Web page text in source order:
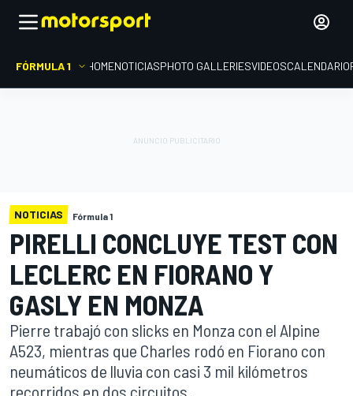
FÓRMULA 1 HOMENOTICIASPHOTO GALLERIESVIDEOSCALENDARIO
NOTICIAS Fórmula 1
PIRELLI CONCLUYE TEST CON
LECLERC EN FIORANO Y
GASLY EN MONZA
Pierre trabajó con slicks en Monza con el Alpine
A523, mientras que Charles rodó en Fiorano con
neumáticos de lluvia con casi 3 mil kilómetros
recorridos en dos circuitos.